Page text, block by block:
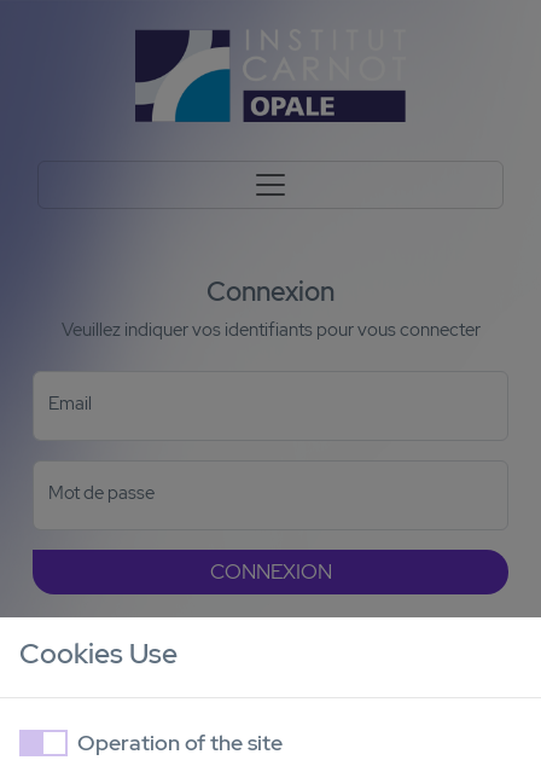
Connexion
Veuillez indiquer vos identifiants pour vous connecter
Email
Mot de passe
CONNEXION
Cookies Use
Operation of the site